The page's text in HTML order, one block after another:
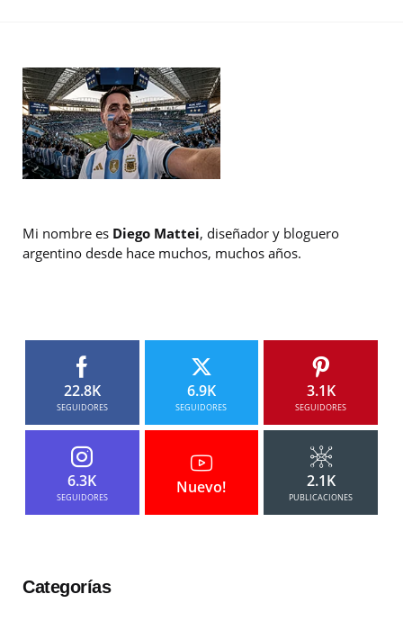
Mi nombre es Diego Mattei, diseñador y bloguero
argentino desde hace muchos, muchos años.
22.8K
SEGUIDORES
6.9K
SEGUIDORES
3.1K
SEGUIDORES
6.3K
SEGUIDORES
Nuevo! 2.1K
PUBLICACIONES
Categorías